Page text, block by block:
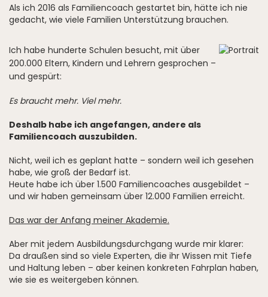
Als ich 2016 als Familiencoach gestartet bin, hätte ich nie
gedacht, wie viele Familien Unterstützung brauchen.
Ich habe hunderte Schulen besucht, mit über
200.000 Eltern, Kindern und Lehrern gesprochen –
und gespürt:
Es braucht mehr. Viel mehr.
Deshalb habe ich angefangen, andere als
Familiencoach auszubilden.
Nicht, weil ich es geplant hatte – sondern weil ich gesehen
habe, wie groß der Bedarf ist.
Heute habe ich über 1.500 Familiencoaches ausgebildet –
und wir haben gemeinsam über 12.000 Familien erreicht.
Das war der Anfang meiner Akademie.
Aber mit jedem Ausbildungsdurchgang wurde mir klarer:
Da draußen sind so viele Experten, die ihr Wissen mit Tiefe
und Haltung leben – aber keinen konkreten Fahrplan haben,
wie sie es weitergeben können.